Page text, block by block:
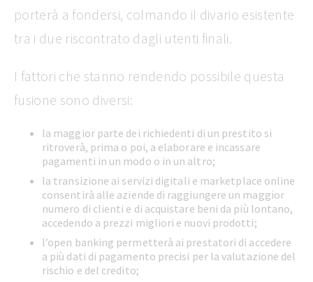
porterà a fondersi, colmando il divario esistente
tra i due riscontrato dagli utenti finali.
I fattori che stanno rendendo possibile questa
fusione sono diversi:
la maggior parte dei richiedenti di un prestito si
ritroverà, prima o poi, a elaborare e incassare
pagamenti in un modo o in un altro;
la transizione ai servizi digitali e marketplace online
consentirà alle aziende di raggiungere un maggior
numero di clienti e di acquistare beni da più lontano,
accedendo a prezzi migliori e nuovi prodotti;
l’open banking permetterà ai prestatori di accedere
a più dati di pagamento precisi per la valutazione del
rischio e del credito;